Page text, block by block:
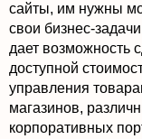
сайты, им нужны
свои бизнес-
дает возможность
доступной
управления
магазинов,
корпоративных